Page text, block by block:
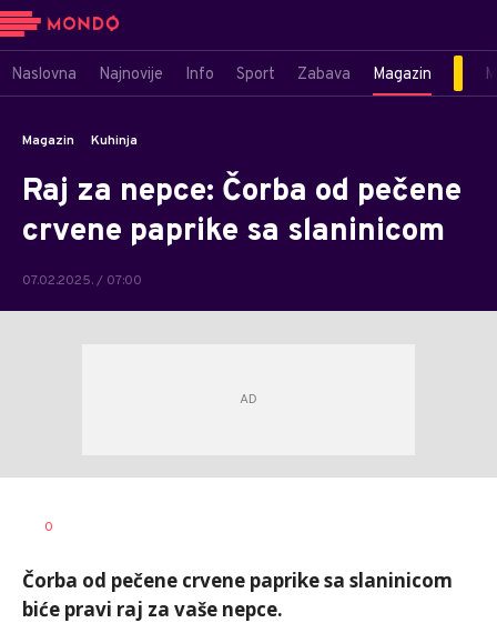
Naslovna Najnovije Info Sport Zabava Magazin
Magazin Kuhinja
Raj za nepce: Čorba od pečene
crvene paprike sa slaninicom
07.02.2025. / 07:00
AUTOR
0
Čorba od pečene crvene paprike sa slaninicom
biće pravi raj za vaše nepce.